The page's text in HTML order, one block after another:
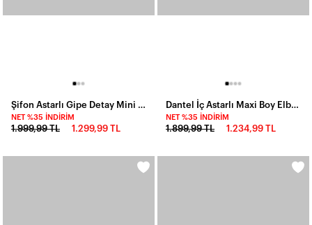
NET %35 İNDIRIM
1.999,99 TL 1.299,99 TL
NET %35 İNDIRIM
1.899,99 TL 1.234,99 TL